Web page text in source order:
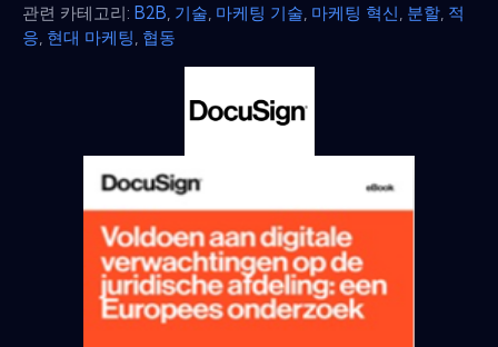
관련 카테고리: B2B 기술 마케팅 기술 마케팅 혁신 분할 적
응 현대 마케팅 협동